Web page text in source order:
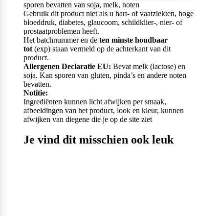
sporen bevatten van soja, melk, noten
Gebruik dit product niet als u hart- of vaatziekten, hoge
bloeddruk, diabetes, glaucoom, schildklier-, nier- of
prostaatproblemen heeft.
Het batchnummer en de ten minste houdbaar
tot (exp) staan vermeld op de achterkant van dit
product.
Allergenen Declaratie EU: Bevat melk (lactose) en
soja. Kan sporen van gluten, pinda’s en andere noten
bevatten.
Notitie:
Ingrediënten kunnen licht afwijken per smaak,
afbeeldingen van het product, look en kleur, kunnen
afwijken van diegene die je op de site ziet
Je vind dit misschien ook leuk